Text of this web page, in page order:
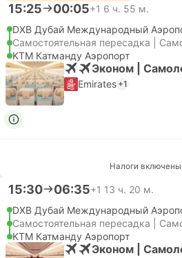
15:25 00:05+1 6 ч. 55 м.
DXB Дубай Международный
Самостоятельная пересадка |
KTM Катманду Аэропорт
Эконом |
Emirates +1
Налоги включены
15:30 06:35+1 13 ч. 20 м.
DXB Дубай Международный
Самостоятельная пересадка |
KTM Катманду Аэропорт
Эконом |